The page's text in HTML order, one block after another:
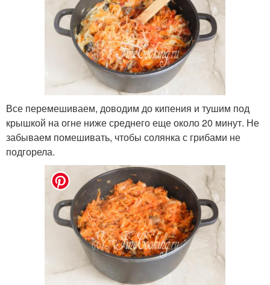
Все перемешиваем, доводим до кипения и тушим под
крышкой на огне ниже среднего еще около 20 минут. Не
забываем помешивать, чтобы солянка с грибами не
подгорела.